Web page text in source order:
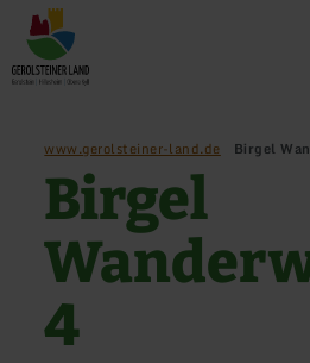
Back
home
page
www.gerolsteiner-land.de Birgel
Birgel
4